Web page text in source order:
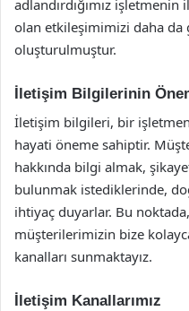
adlandırdığımız
olan etkileşimimizi daha da
oluşturulmuştur.
İletişim Bilgilerinin
İletişim bilgileri, bir
hayati öneme sahiptir.
hakkında bilgi almak,
bulunmak istediklerinde,
ihtiyaç duyarlar. Bu
müşterilerimizin bize
kanalları sunmaktayız.
İletişim Kanallarımız